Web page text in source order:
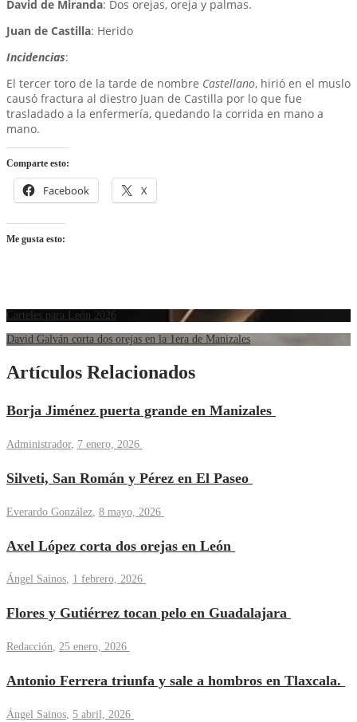
David de Miranda: Dos orejas, oreja y palmas.
Juan de Castilla: Herido
Incidencias:
El tercer toro de la tarde de nombre Castellano, hirió en el muslo
causó fractura al diestro Juan de Castilla por lo que fue
trasladado a la enfermería, quedando la corrida en mano a
mano.
Comparte esto:
Facebook X
Me gusta esto:
Carteles para León 2026
David Galván corta dos orejas en la 1era de Manizales
Artículos Relacionados
Borja Jiménez puerta grande en Manizales
Administrador, 7 enero, 2026
Silveti, San Román y Pérez en El Paseo
Everardo González 8 mayo, 2026
Axel López corta dos orejas en León
Ángel Sainos, 1 febrero, 2026
Flores y Gutiérrez tocan pelo en Guadalajara
Redacción, 25 enero, 2026
Antonio Ferrera triunfa y sale a hombros en Tlaxcala.
Ángel Sainos, 5 abril, 2026